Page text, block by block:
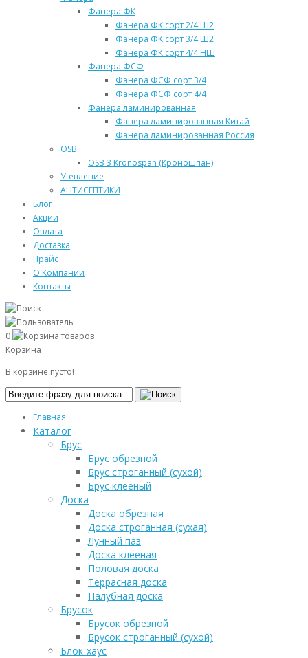
Фанера ФК
Фанера ФК сорт 2/4 Ш2
Фанера ФК сорт 3/4 Ш2
Фанера ФК сорт 4/4 НШ
Фанера ФСФ
Фанера ФСФ сорт 3/4
Фанера ФСФ сорт 4/4
Фанера ламинированная
Фанера ламинированная Китай
Фанера ламинированная Россия
OSB
OSB 3 Kronospan (Кроношпан)
Утепление
АНТИСЕПТИКИ
Блог
Акции
Оплата
Доставка
Прайс
О Компании
Контакты
0
Корзина
В корзине пусто!
Главная
Каталог
Брус
Брус обрезной
Брус строганный (сухой)
Брус клееный
Доска
Доска обрезная
Доска строганная (сухая)
Лунный паз
Доска клееная
Половая доска
Террасная доска
Палубная доска
Брусок
Брусок обрезной
Брусок строганный (сухой)
Блок-хаус